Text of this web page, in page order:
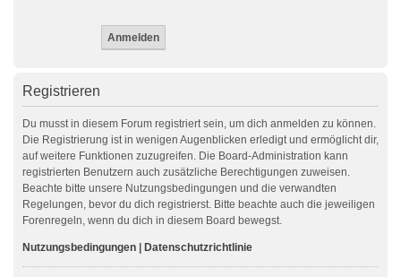
Registrieren
Du musst in diesem Forum registriert sein, um dich anmelden zu können.
Die Registrierung ist in wenigen Augenblicken erledigt und ermöglicht dir,
auf weitere Funktionen zuzugreifen. Die Board-Administration kann
registrierten Benutzern auch zusätzliche Berechtigungen zuweisen.
Beachte bitte unsere Nutzungsbedingungen und die verwandten
Regelungen, bevor du dich registrierst. Bitte beachte auch die jeweiligen
Forenregeln, wenn du dich in diesem Board bewegst.
Nutzungsbedingungen Datenschutzrichtlinie